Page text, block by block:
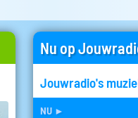
Nu op
Jouwradio's
nu ►